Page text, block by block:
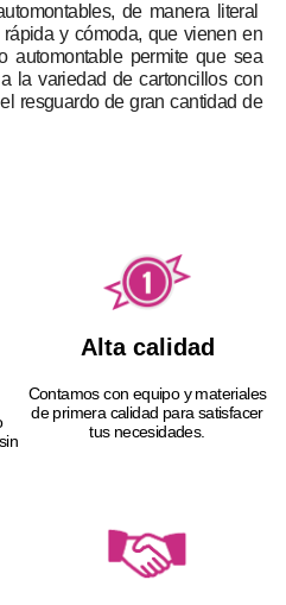
de manera literal
y cómoda, que vienen en
automontable permite que sea
la variedad de cartoncillos con
resguardo de gran cantidad de
Alta calidad
Contamos con equipo y materiales
de primera calidad para satisfacer
tus necesidades.